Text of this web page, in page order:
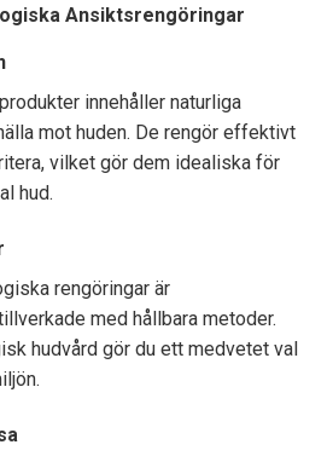
Ansiktsrengöringar
innehåller naturliga
mot huden. De rengör effektivt
vilket gör dem idealiska för
hud.
rengöringar är
med hållbara metoder.
hudvård gör du ett medvetet val